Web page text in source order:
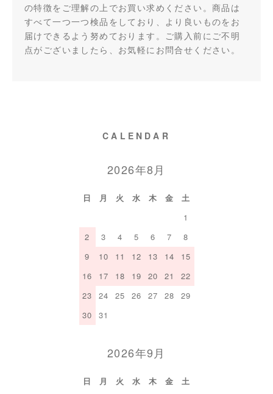
の特徴をご理解の上でお買い求めください。商品は
すべて一つ一つ検品をしており、より良いものをお
届けできるよう努めております。ご購入前にご不明
点がございましたら、お気軽にお問合せください。
CALENDAR
2026年8月
日 月 火 水 木 金
土
1
2
3 4 5 6 7
8
9
10 11 12 13 14
15
16
17 18 19 20 21
22
23
24 25 26 27 28
29
30
31
2026年9月
日 月 火 水 木 金
土